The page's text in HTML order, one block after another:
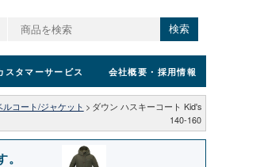
検索
スタマーサービス 会社概要 ・採用情報
ルコート/ジャケット > ダウン ハスキーコート Kid's
140-160